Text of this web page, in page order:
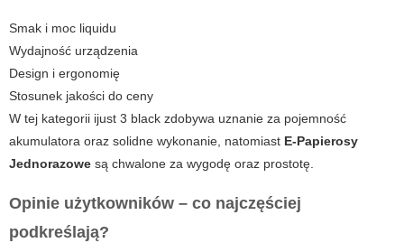
Smak i moc liquidu
Wydajność urządzenia
Design i ergonomię
Stosunek jakości do ceny
W tej kategorii ijust 3 black zdobywa uznanie za pojemność
akumulatora oraz solidne wykonanie, natomiast E-Papierosy
Jednorazowe są chwalone za wygodę oraz prostotę.
Opinie użytkowników – co najczęściej
podkreślają?